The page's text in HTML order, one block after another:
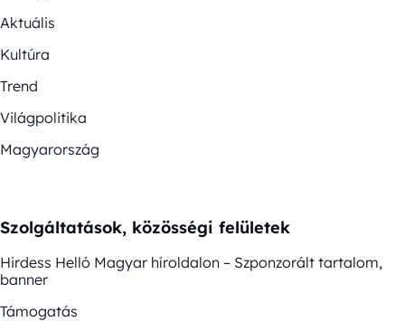
Aktuális
Kultúra
Trend
Világpolitika
Magyarország
Szolgáltatások, közösségi felületek
Hirdess Helló Magyar híroldalon – Szponzorált tartalom,
banner
Támogatás